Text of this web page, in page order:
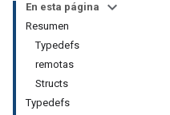
En esta página
Resumen
Typedefs
remotas
Structs
Typedefs